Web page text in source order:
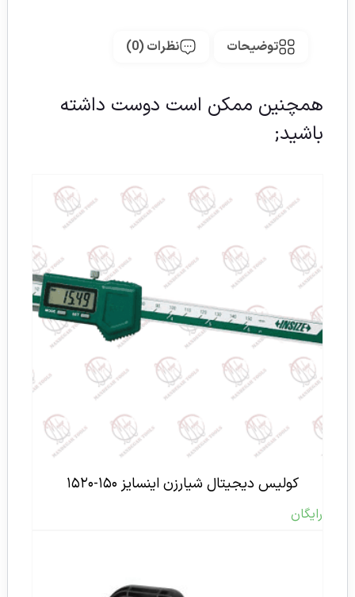
توضیحات نظرات (0)
همچنین ممکن است دوست داشته
باشید;
کولیس دیجیتال شیارزن اینسایز ۱۵۰-۱۵۲۰
رایگان